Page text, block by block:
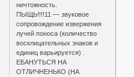
ничтожность.
ПЫЩЬ!!!!11 — звуковое
сопровождение извержения
лучей поноса (количество
восклицательных знаков и
единиц варьируется) .
ЕБАНУТЬСЯ НА
ОТЛИЧНЕНЬКО (НА